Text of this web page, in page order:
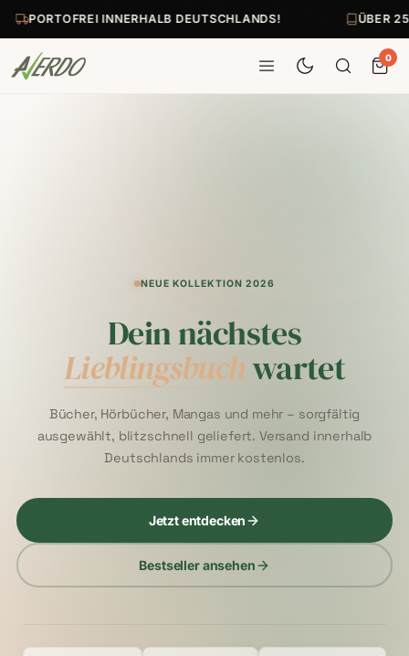
PORTOFREI INNERHALB DEUTSCHLANDS! ÜBER
0
NEUE KOLLEKTION 2026
Dein nächstes
Lieblingsbuchwartet
Bücher, Hörbücher, Mangas und mehr – sorgfältig
ausgewählt, blitzschnell geliefert. Versand innerhalb
Deutschlands immer kostenlos.
Jetzt entdecken
Bestseller ansehen